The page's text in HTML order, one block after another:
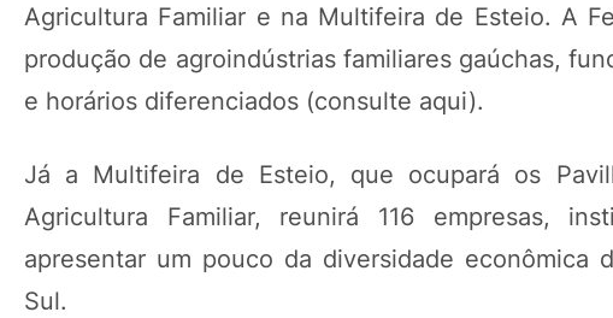
Agricultura Familiar e na Multifeira de Esteio. A
produção de agroindústrias familiares gaúchas,
e horários diferenciados (consulte aqui).
Já a Multifeira de Esteio, que ocupará os
Agricultura Familiar, reunirá 116 empresas,
apresentar um pouco da diversidade
Sul.